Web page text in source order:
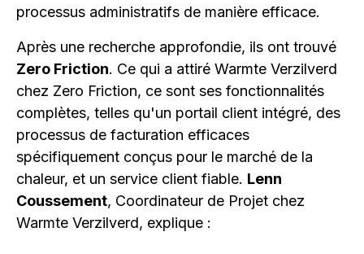
processus administratifs de manière efficace.
Après une recherche approfondie, ils ont trouvé
Zero Friction. Ce qui a attiré Warmte Verzilverd
chez Zero Friction, ce sont ses fonctionnalités
complètes, telles qu'un portail client intégré, des
processus de facturation efficaces
spécifiquement conçus pour le marché de la
chaleur, et un service client fiable. Lenn
Coussement, Coordinateur de Projet chez
Warmte Verzilverd, explique :